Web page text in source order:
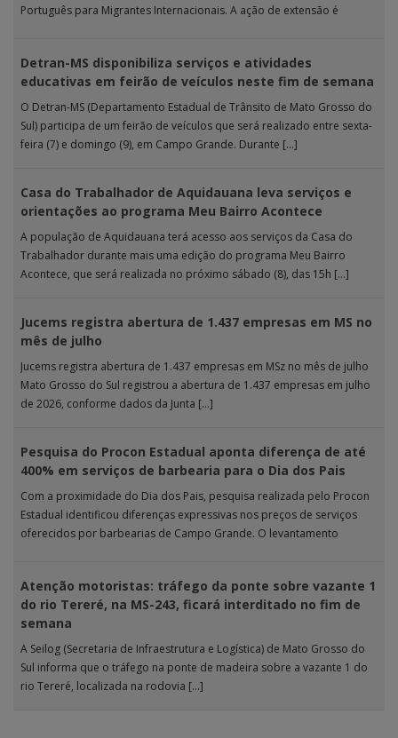
Português para Migrantes Internacionais. A ação de extensão é
Detran-MS disponibiliza serviços e atividades
educativas em feirão de veículos neste fim de semana
O Detran-MS (Departamento Estadual de Trânsito de Mato Grosso do
Sul) participa de um feirão de veículos que será realizado entre sexta-
feira (7) e domingo (9), em Campo Grande. Durante […]
Casa do Trabalhador de Aquidauana leva serviços e
orientações ao programa Meu Bairro Acontece
A população de Aquidauana terá acesso aos serviços da Casa do
Trabalhador durante mais uma edição do programa Meu Bairro
Acontece, que será realizada no próximo sábado (8), das 15h […]
Jucems registra abertura de 1.437 empresas em MS no
mês de julho
Jucems registra abertura de 1.437 empresas em MSz no mês de julho
Mato Grosso do Sul registrou a abertura de 1.437 empresas em julho
de 2026, conforme dados da Junta […]
Pesquisa do Procon Estadual aponta diferença de até
400% em serviços de barbearia para o Dia dos Pais
Com a proximidade do Dia dos Pais, pesquisa realizada pelo Procon
Estadual identificou diferenças expressivas nos preços de serviços
oferecidos por barbearias de Campo Grande. O levantamento
Atenção motoristas: tráfego da ponte sobre vazante 1
do rio Tereré, na MS-243, ficará interditado no fim de
semana
A Seilog (Secretaria de Infraestrutura e Logística) de Mato Grosso do
Sul informa que o tráfego na ponte de madeira sobre a vazante 1 do
rio Tereré, localizada na rodovia […]